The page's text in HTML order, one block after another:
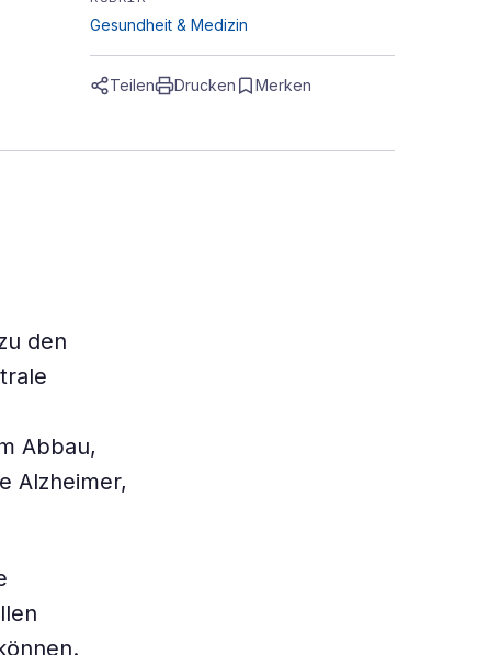
Gesundheit & Medizin
Teilen Drucken Merken
den
Abbau,
Alzheimer,